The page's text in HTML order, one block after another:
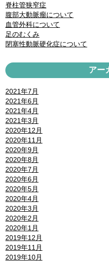
脊柱管狭窄症
腹部大動脈瘤について
血管外科について
足のむくみ
閉塞性動脈硬化症について
アー
2021年7月
2021年6月
2021年4月
2021年3月
2020年12月
2020年11月
2020年9月
2020年8月
2020年7月
2020年6月
2020年5月
2020年4月
2020年3月
2020年2月
2020年1月
2019年12月
2019年11月
2019年10月